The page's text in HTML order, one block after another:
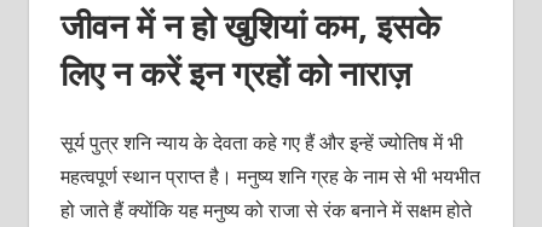
जीवन में न हो खुशियां कम, इसके
लिए न करें इन ग्रहों को नाराज़
सूर्य पुत्र शनि न्याय के देवता कहे गए हैं और इन्हें ज्योतिष में भी
महत्वपूर्ण स्थान प्राप्त है। मनुष्य शनि ग्रह के नाम से भी भयभीत
हो जाते हैं क्योंकि यह मनुष्य को राजा से रंक बनाने में सक्षम होते